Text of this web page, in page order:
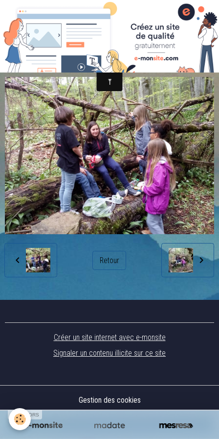
randonnée et découverte nature
-
Retour
Créer un site internet avec e-monsite
Signaler un contenu illicite sur ce site
Gestion des cookies
SPONSORS